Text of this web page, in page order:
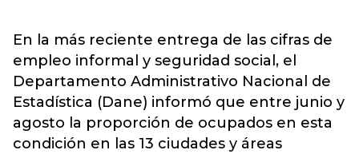
En la más reciente entrega de las cifras de
empleo informal y seguridad social, el
Departamento Administrativo Nacional de
Estadística (Dane) informó que entre junio y
agosto la proporción de ocupados en esta
condición en las 13 ciudades y áreas